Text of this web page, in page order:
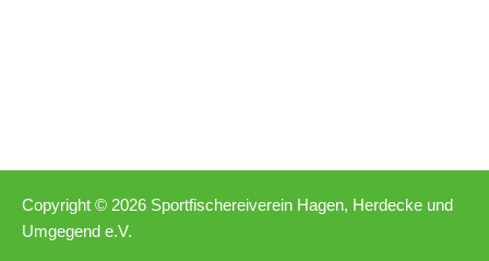
Copyright © 2026 Sportfischereiverein Hagen, Herdecke und
Umgegend e.V.